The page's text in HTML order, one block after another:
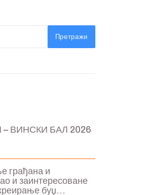
Претражи
ВИНСКИ БАЛ 2026
грађана и
и заинтересоване
буџ...